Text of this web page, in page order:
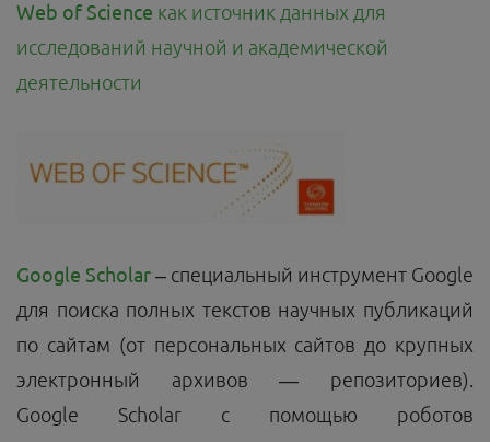
Web of Science как источник данных для
исследований научной и академической
деятельности
Google Scholar – специальный инструмент Google
для поиска полных текстов научных публикаций
по сайтам (от персональных сайтов до крупных
электронный архивов — репозиториев).
Google Scholar с помощью роботов